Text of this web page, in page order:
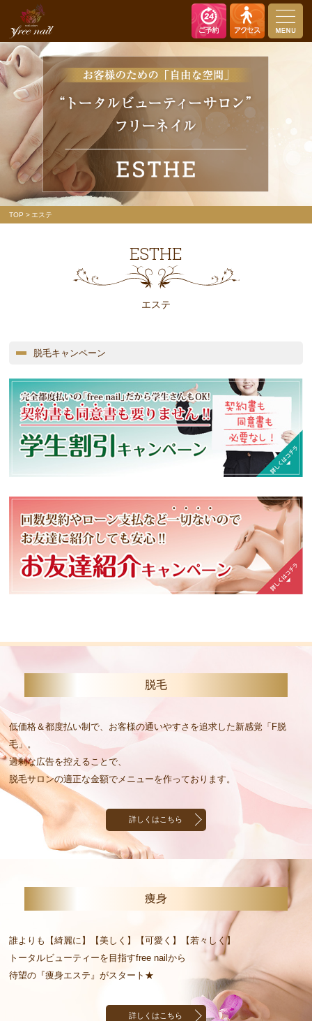
nail salon free nail（ネイルサロン フリーネイル）
TOP エステ
ESTHE
エステ
脱毛キャンペーン
脱毛
低価格＆都度払い制で、お客様の通いやすさを追求した新感覚「F脱
毛」。
過剰な広告を控えることで、
脱毛サロンの適正な金額でメニューを作っております。
詳しくはこちら
痩身
誰よりも【綺麗に】【美しく】【可愛く】【若々しく】
トータルビューティーを目指すfree nailから
待望の『痩身エステ』がスタート★
詳しくはこちら